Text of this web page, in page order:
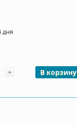
дня
+ В корзину